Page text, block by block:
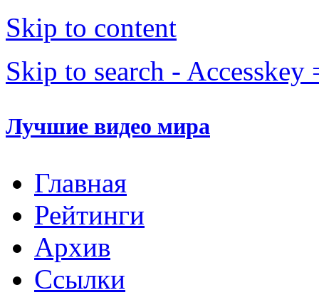
Skip to content
Skip to search - Accesskey
Лучшие видео мира
Главная
Рейтинги
Архив
Ссылки